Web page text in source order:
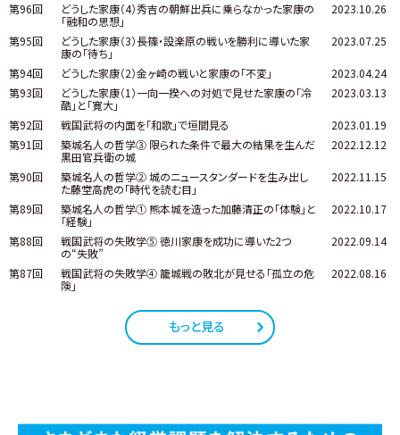
第96回
どうした家康（4）秀吉の朝鮮出兵に乗らなかった家康の
「融和の思想」
2023.10.26
第95回
どうした家康（3）長篠・設楽原の戦いを勝利に導いた家
康の「待ち」
2023.07.25
第94回 どうした家康（2）金ヶ崎の戦いと家康の「不変」
2023.04.24
第93回
どうした家康（1）一向一揆への対処で見せた家康の「冷
酷」と「寛大」
2023.03.13
第92回 戦国武将の内面を「和歌」で垣間見る
2023.01.19
第91回
築城名人の哲学③ 限られた条件で最大の結果を生んだ
黒田官兵衛の城
2022.12.12
第90回
築城名人の哲学② 城のニュースタンダードを生み出し
た藤堂高虎の「時代を読む目」
2022.11.15
第89回
築城名人の哲学① 熊本城を造った加藤清正の「体験」と
「経験」
2022.10.17
第88回
戦国武将の失敗学⑤ 徳川家康を成功に導いた2つ
の“失敗”
2022.09.14
第87回
戦国武将の失敗学④ 籠城戦の敗北が見せる「孤立の危
険」
2022.08.16
もっと見る